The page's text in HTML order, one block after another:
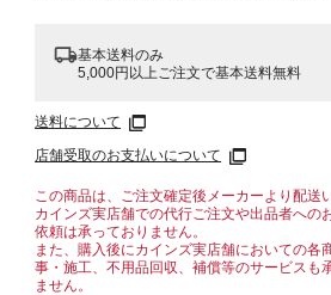
基本送料のみ
5,000円以上ご注文で基本送料無料
送料について
店舗受取のお支払いについて
この商品は、ご注文確定後メーカーより配送
カインズ実店舗での代行ご注文や出品者への
依頼は承っておりません。
また、購入後にカインズ実店舗においての各
事・施工、不用品回収、補償等のサービスも
ません。